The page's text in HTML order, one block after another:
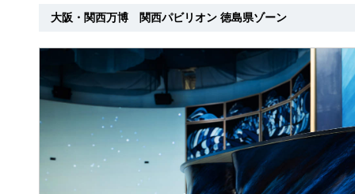
大阪・関西万博 関西パビリオン 徳島県ゾーン